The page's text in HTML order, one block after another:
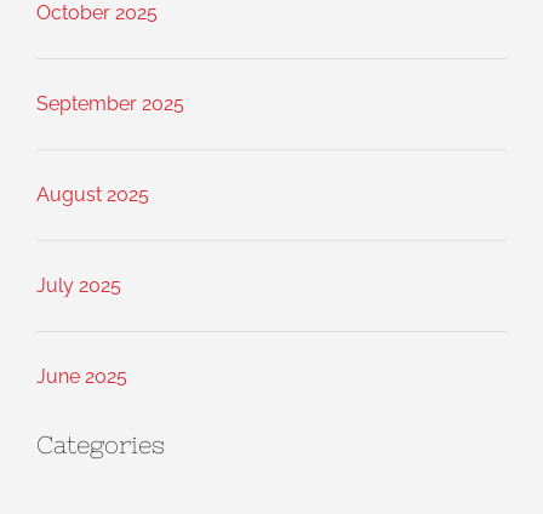
October 2025
September 2025
August 2025
July 2025
June 2025
Categories